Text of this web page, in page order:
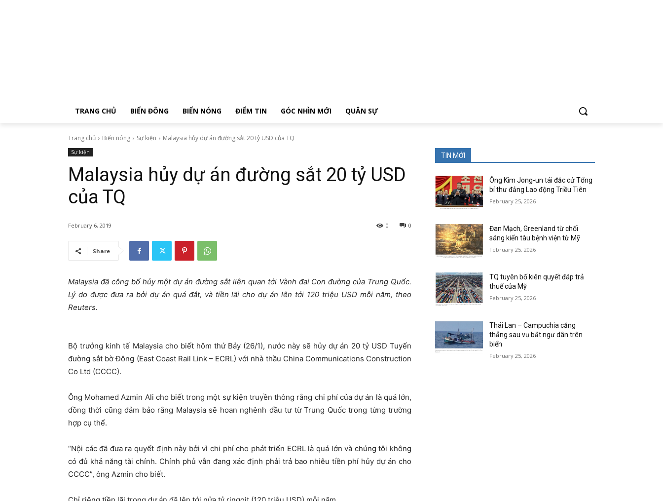
TRANG CHỦ BIỂN ĐÔNG BIỂN NÓNG ĐIỂM TIN GÓC NHÌN MỚI QUÂN SỰ
Trang chủ Biển nóng Sự kiện Malaysia hủy dự án đường sắt 20 tỷ USD của TQ
Sự kiện
Malaysia hủy dự án đường sắt 20 tỷ USD
của TQ
February 6, 2019 0
0
Share
Malaysia đã công bố hủy một dự án đường sắt liên quan tới Vành đai Con đường của Trung Quốc.
Lý do được đưa ra bởi dự án quá đắt, và tiền lãi cho dự án lên tới 120 triệu USD mỗi năm, theo
Reuters.
Bộ trưởng kinh tế Malaysia cho biết hôm thứ Bảy (26/1), nước này sẽ hủy dự án 20 tỷ USD Tuyến
đường sắt bờ Đông (East Coast Rail Link – ECRL) với nhà thầu China Communications Construction
Co Ltd (CCCC).
Ông Mohamed Azmin Ali cho biết trong một sự kiện truyền thông rằng chi phí của dự án là quá lớn,
đồng thời cũng đảm bảo rằng Malaysia sẽ hoan nghênh đầu tư từ Trung Quốc trong từng trường
hợp cụ thể.
“Nội các đã đưa ra quyết định này bởi vì chi phí cho phát triển ECRL là quá lớn và chúng tôi không
có đủ khả năng tài chính. Chính phủ vẫn đang xác định phải trả bao nhiêu tiền phí hủy dự án cho
CCCC”, ông Azmin cho biết.
TIN MỚI
Ông Kim Jong-un tái đắc cử Tổng
bí thư đảng Lao động Triều Tiên
February 25, 2026
Đan Mạch, Greenland từ chối
sáng kiến tàu bệnh viện từ Mỹ
February 25, 2026
TQ tuyên bố kiên quyết đáp trả
thuế của Mỹ
February 25, 2026
Thái Lan – Campuchia căng
thẳng sau vụ bắt ngư dân trên
biển
February 25, 2026